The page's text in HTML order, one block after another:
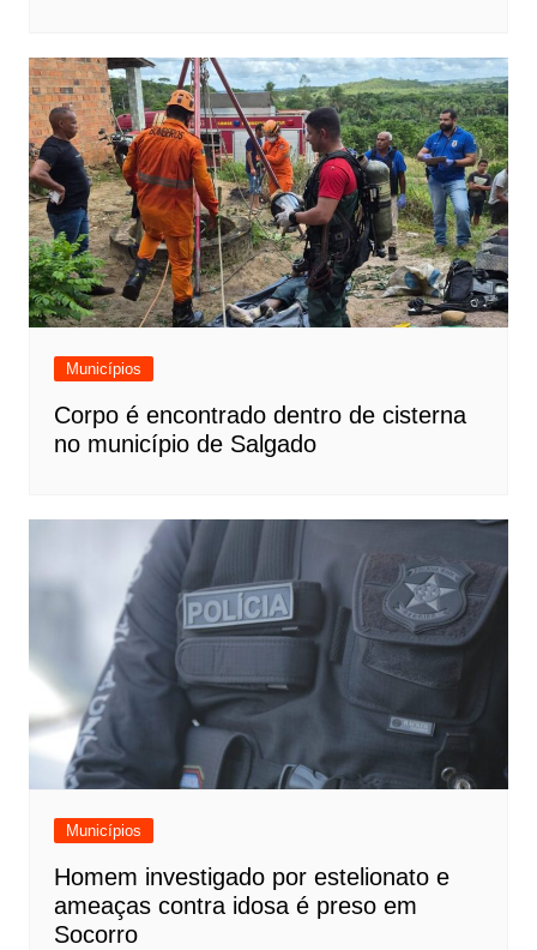
Municípios
Corpo é encontrado dentro de cisterna
no município de Salgado
Municípios
Homem investigado por estelionato e
ameaças contra idosa é preso em
Socorro